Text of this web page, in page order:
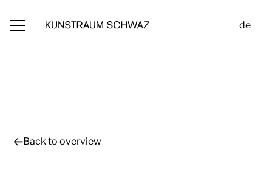
de
Back to overview